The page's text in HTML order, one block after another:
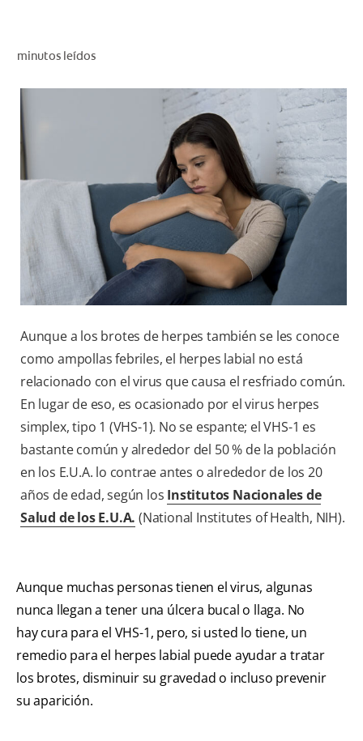
PARA PROFESIONALES
CL (ES)
SUSCRÍBASE
minutos leídos
Aunque a los brotes de herpes también se les conoce
como ampollas febriles, el herpes labial no está
relacionado con el virus que causa el resfriado común.
En lugar de eso, es ocasionado por el virus herpes
simplex, tipo 1 (VHS-1). No se espante; el VHS-1 es
bastante común y alrededor del 50 % de la población
en los E.U.A. lo contrae antes o alrededor de los 20
años de edad, según los Institutos Nacionales de
Salud de los E.U.A. (National Institutes of Health, NIH).
Aunque muchas personas tienen el virus, algunas
nunca llegan a tener una úlcera bucal o llaga. No
hay cura para el VHS-1, pero, si usted lo tiene, un
remedio para el herpes labial puede ayudar a tratar
los brotes, disminuir su gravedad o incluso prevenir
su aparición.